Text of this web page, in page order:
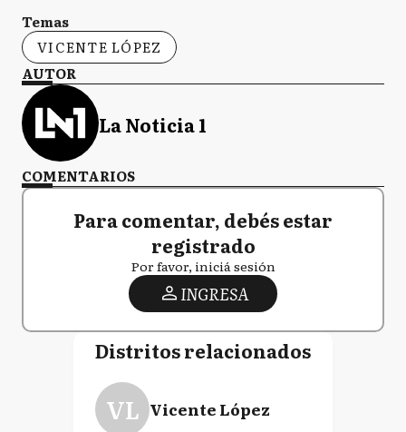
Temas
VICENTE LÓPEZ
AUTOR
La Noticia 1
COMENTARIOS
Para comentar, debés estar
registrado
Por favor, iniciá sesión
INGRESA
Distritos relacionados
VL Vicente López